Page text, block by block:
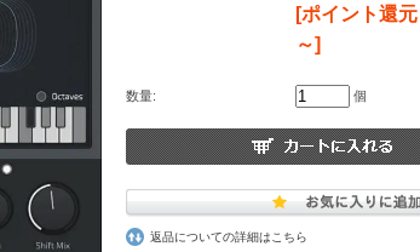
[ポイント還
～]
数量: 個
返品についての詳細はこちら